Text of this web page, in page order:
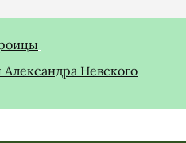
Александра Невского